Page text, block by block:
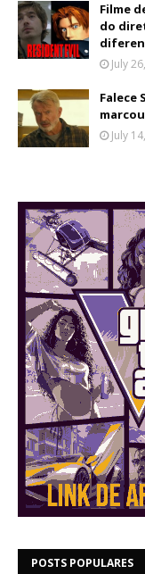
Filme
do
July
Falece
July
POSTS POPULARES